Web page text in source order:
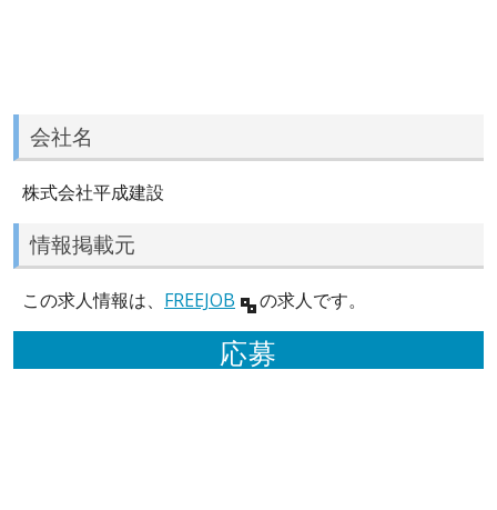
会社名
株式会社平成建設
情報掲載元
この求人情報は、 FREEJOB の求人です。
応募